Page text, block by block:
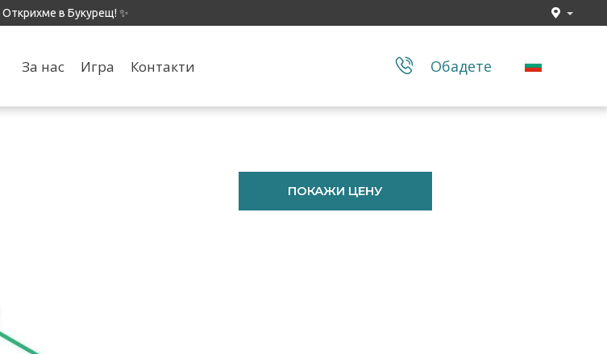
Открихме в Букурещ! ✨
За нас Игра Контакти Обадете
ПОКАЖИ ЦЕНУ